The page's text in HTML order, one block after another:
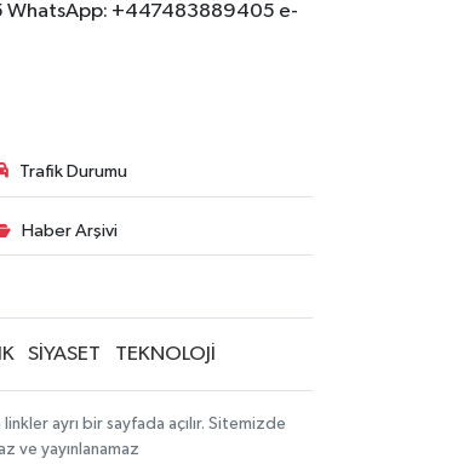
WhatsApp: +447483889405 e-
Trafik Durumu
Haber Arşivi
SİYASET TEKNOLOJİ
ayrı bir sayfada açılır. Sitemizde
ve yayınlanamaz